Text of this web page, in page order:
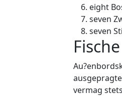
eight
seven
seven
vermag